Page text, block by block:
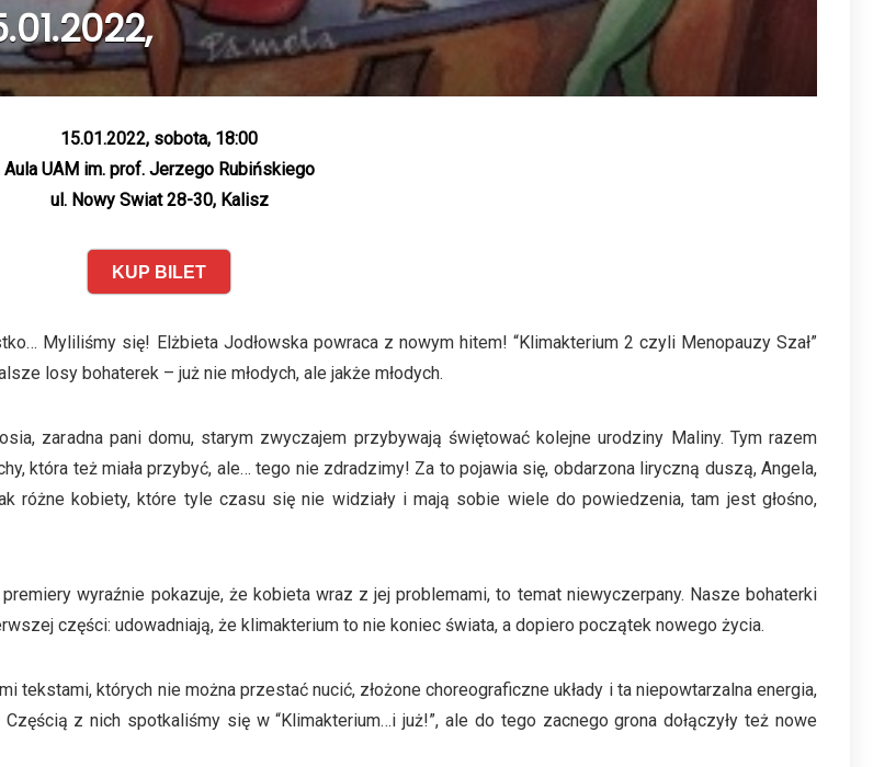
15.01.2022, sobota, 18:00
Aula UAM im. prof. Jerzego Rubińskiego
ul. Nowy Swiat 28-30, Kalisz
KUP BILET
Myliliśmy się! Elżbieta Jodłowska powraca z nowym hitem! “Klimakterium 2 czyli Menopauzy Szał”
losy bohaterek – już nie młodych, ale jakże młodych.
zaradna pani domu, starym zwyczajem przybywają świętować kolejne urodziny Maliny. Tym razem
która też miała przybyć, ale… tego nie zdradzimy! Za to pojawia się, obdarzona liryczną duszą, Angela,
różne kobiety, które tyle czasu się nie widziały i mają sobie wiele do powiedzenia, tam jest głośno,
wyraźnie pokazuje, że kobieta wraz z jej problemami, to temat niewyczerpany. Nasze bohaterki
części: udowadniają, że klimakterium to nie koniec świata, a dopiero początek nowego życia.
tekstami, których nie można przestać nucić, złożone choreograficzne układy i ta niepowtarzalna energia,
z nich spotkaliśmy się w “Klimakterium…i już!”, ale do tego zacnego grona dołączyły też nowe